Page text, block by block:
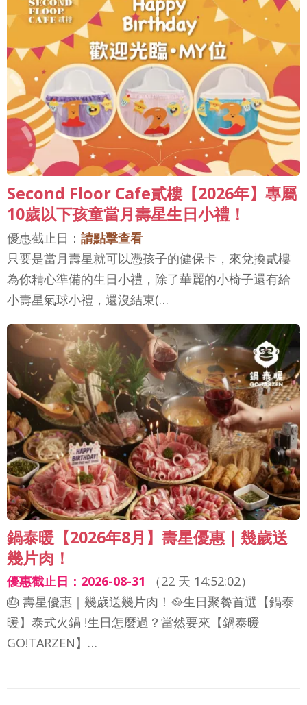
Second Floor Cafe貳樓【2026年】專屬
10歲以下孩童當月壽星生日小禮！
優惠截止日： 請點擊查看
只要是當月壽星就可以憑孩子的健保卡，來兌換貳樓
為你精心準備的生日小禮，除了華麗的小椅子還有給
小壽星氣球小禮，還沒結束(…
鍋泰暖【2026年8月】壽星優惠｜幾歲送
幾片肉！
優惠截止日：2026-08-31 （22 天 14:52:00）
🎂 壽星優惠｜幾歲送幾片肉！🥘生日聚餐首選【鍋泰
暖】泰式火鍋 !生日怎麼過？當然要來【鍋泰暖
GO!TARZEN】…